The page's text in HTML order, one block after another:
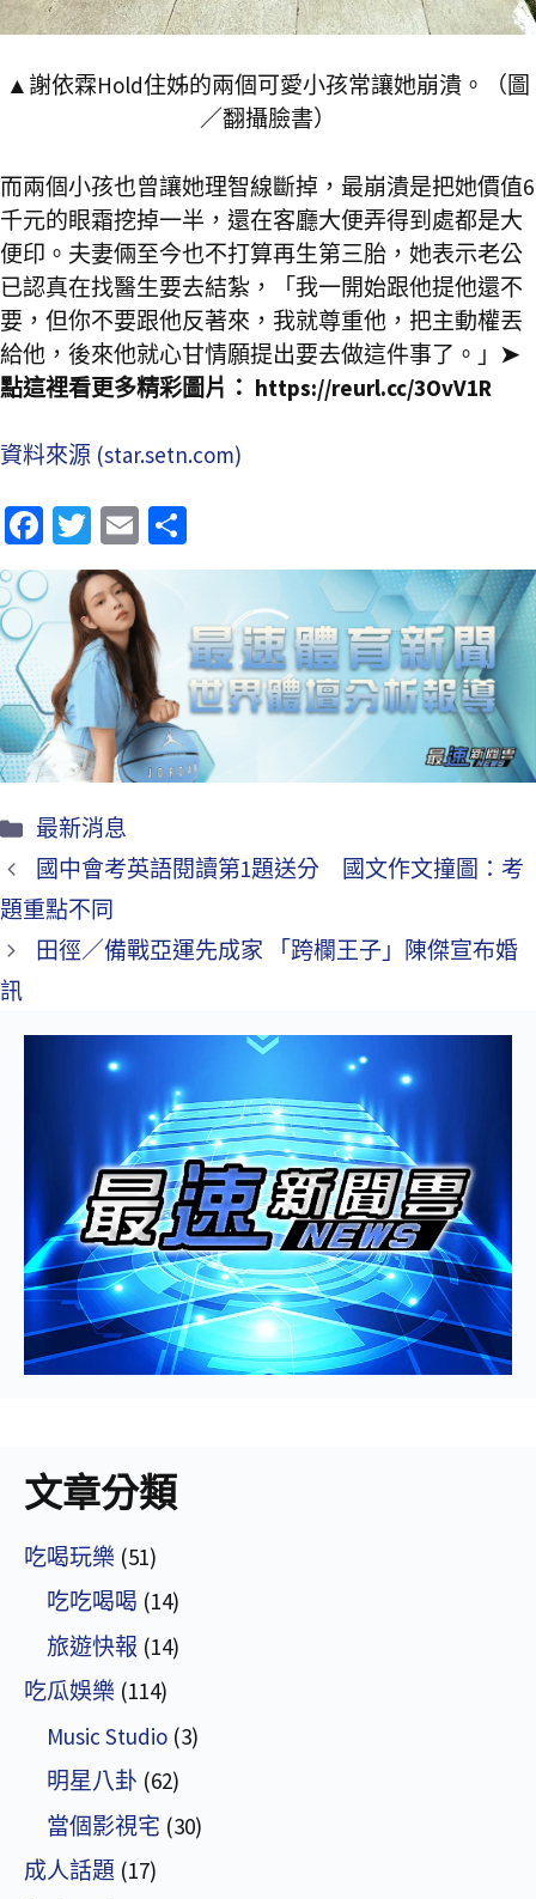
▲謝依霖Hold住姊的兩個可愛小孩常讓她崩潰。（圖
／翻攝臉書）
而兩個小孩也曾讓她理智線斷掉，最崩潰是把她價值6
千元的眼霜挖掉一半，還在客廳大便弄得到處都是大
便印。夫妻倆至今也不打算再生第三胎，她表示老公
已認真在找醫生要去結紮，「我一開始跟他提他還不
要，但你不要跟他反著來，我就尊重他，把主動權丟
給他，後來他就心甘情願提出要去做這件事了。」 ➤
點這裡看更多精彩圖片： https://reurl.cc/3OvV1R
資料來源 (star.setn.com)
Fa
ce
b
o
o
k
T
wi
tt
er
E
m
ai
l
享
最新消息
國中會考英語閱讀第1題送分 國文作文撞圖：考
題重點不同
田徑／備戰亞運先成家 「跨欄王子」陳傑宣布婚
訊
文章分類
吃喝玩樂 (51)
吃吃喝喝 (14)
旅遊快報 (14)
吃瓜娛樂 (114)
Music Studio (3)
明星八卦 (62)
當個影視宅 (30)
成人話題 (17)